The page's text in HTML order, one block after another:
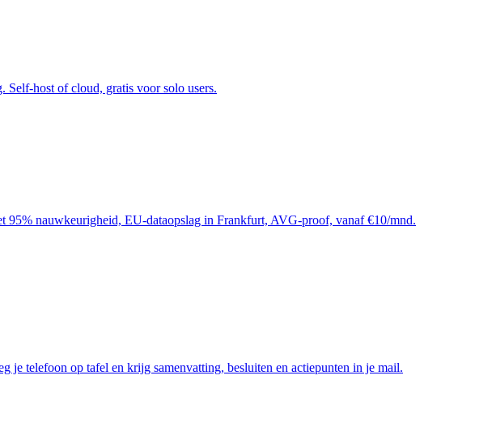
Self-host of cloud, gratis voor solo users.
95% nauwkeurigheid, EU-dataopslag in Frankfurt, AVG-proof, vanaf €10/mnd.
je telefoon op tafel en krijg samenvatting, besluiten en actiepunten in je mail.